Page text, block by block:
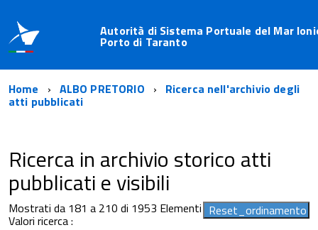
Autorità di Sistema Portuale del Mar
Porto di Taranto
Home ALBO PRETORIO Ricerca nell'archivio degli
atti pubblicati
Ricerca in archivio storico atti
pubblicati e visibili
Mostrati da 181 a 210 di 1953 Elementi
Valori ricerca :